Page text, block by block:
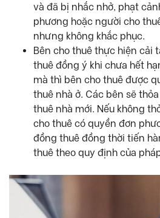
và đã bị nhắc nhở, phạt
phương hoặc người cho
nhưng không khắc phục.
Bên cho thuê thực hiện cải
thuê đồng ý khi chưa hết
mà thì bên cho thuê được
thuê nhà ở. Các bên sẽ
thuê nhà mới. Nếu không
cho thuê có quyền đơn
đồng thuê đồng thời tiến
thuê theo quy định của